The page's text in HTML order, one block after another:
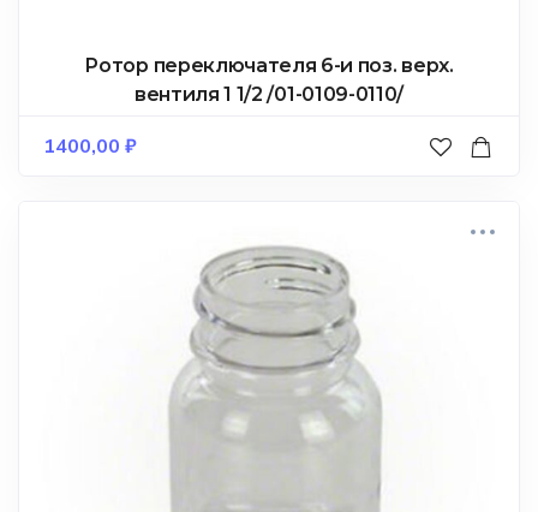
Ротор переключателя 6-и поз. верх.
вентиля 1 1/2 /01-0109-0110/
1400,00 ₽